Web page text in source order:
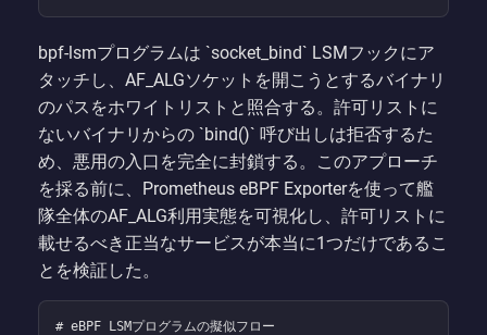
bpf-lsmプログラムは `socket_bind` LSMフックにア
タッチし、AF_ALGソケットを開こうとするバイナリ
のパスをホワイトリストと照合する。許可リストに
ないバイナリからの `bind()` 呼び出しは拒否するた
め、悪用の入口を完全に封鎖する。このアプローチ
を採る前に、Prometheus eBPF Exporterを使って艦
隊全体のAF_ALG利用実態を可視化し、許可リストに
載せるべき正当なサービスが本当に1つだけであるこ
とを検証した。
# eBPF LSMプログラムの擬似フロー